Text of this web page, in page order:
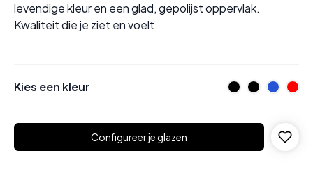
levendige kleur en een glad, gepolijst oppervlak.
Kwaliteit die je ziet en voelt.
Kies een kleur
Configureer je glazen